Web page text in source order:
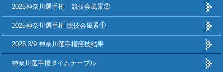
2025神奈川選手権 競技会風景②
2025神奈川選手権 競技会風景①
2025 3/9 神奈川選手権競技結果
神奈川選手権タイムテーブル